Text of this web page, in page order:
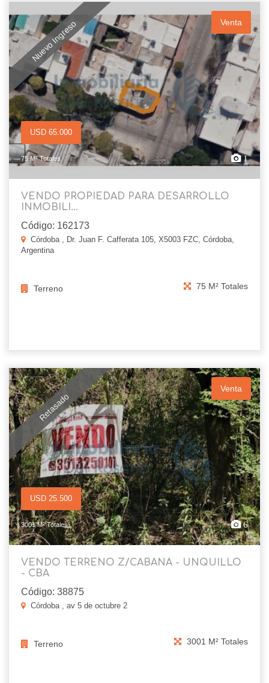
Nuevo Ingreso Venta
USD 65.000
75 M² Totales 1
VENDO PROPIEDAD PARA DESARROLLO
INMOBILI...
Código: 162173
Córdoba , Dr. Juan F. Cafferata 105, X5003 FZC, Córdoba,
Argentina
Terreno 75 M² Totales
Retasado
Venta
USD 25.500
3001 M² Totales 6
VENDO TERRENO Z/CABANA - UNQUILLO
- CBA
Código: 38875
Córdoba , av 5 de octubre 2
Terreno 3001 M² Totales